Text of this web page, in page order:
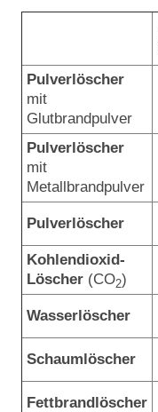
Pulverlöscher
mit
Glutbrandpulver
Pulverlöscher
mit
Metallbrandpulver
Pulverlöscher
Kohlendioxid-
Löscher (CO2)
Wasserlöscher
Schaumlöscher
Fettbrandlöscher